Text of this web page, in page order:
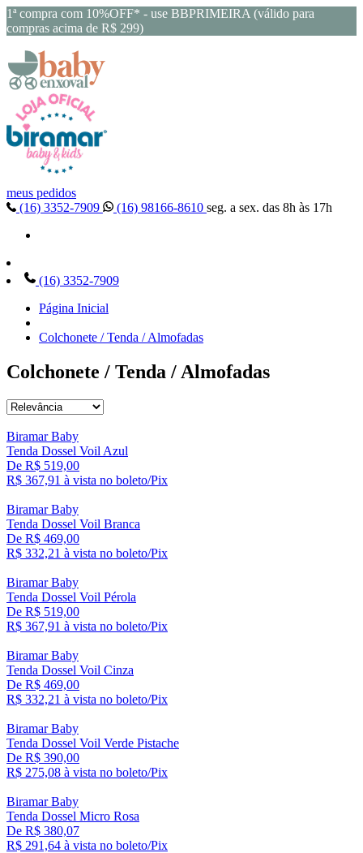
1ª compra com 10%OFF* - use BBPRIMEIRA (válido para
compras acima de R$ 299)
meus pedidos
(16) 3352-7909
(16) 98166-8610 seg. a sex. das 8h às 17h
(16) 3352-7909
Página Inicial
Colchonete / Tenda / Almofadas
Colchonete / Tenda / Almofadas
Biramar Baby
Tenda Dossel Voil Azul
De R$ 519,00
R$ 367,91 à vista no boleto/Pix
Biramar Baby
Tenda Dossel Voil Branca
De R$ 469,00
R$ 332,21 à vista no boleto/Pix
Biramar Baby
Tenda Dossel Voil Pérola
De R$ 519,00
R$ 367,91 à vista no boleto/Pix
Biramar Baby
Tenda Dossel Voil Cinza
De R$ 469,00
R$ 332,21 à vista no boleto/Pix
Biramar Baby
Tenda Dossel Voil Verde Pistache
De R$ 390,00
R$ 275,08 à vista no boleto/Pix
Biramar Baby
Tenda Dossel Micro Rosa
De R$ 380,07
R$ 291,64 à vista no boleto/Pix